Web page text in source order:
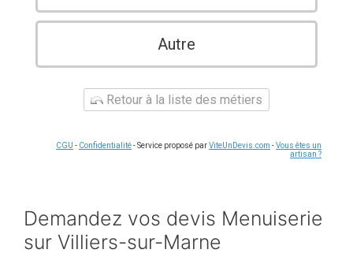
Autre
Retour à la liste des métiers
CGU - Confidentialité- Service proposé parViteUnDevis.com -Vous êtes un
artisan ?
Demandez vos devis Menuiserie
sur Villiers-sur-Marne